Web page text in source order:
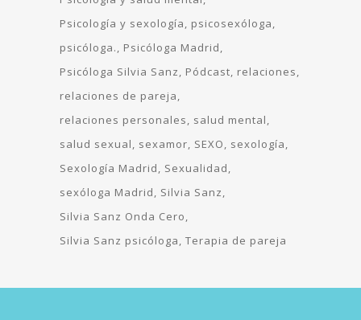
Psicología y sexología
psicosexóloga
psicóloga.
Psicóloga Madrid
Psicóloga Silvia Sanz
Pódcast relaciones
relaciones de pareja
relaciones personales
salud mental
salud sexual
sexamor SEXO
sexología
Sexología Madrid
Sexualidad
sexóloga Madrid
Silvia Sanz
Silvia Sanz Onda Cero
Silvia Sanz psicóloga Terapia de pareja